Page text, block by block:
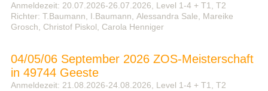
Anmeldezeit: 20.07.2026-26.07.2026, Level 1-4 + T1, T2
Richter: T.Baumann, I.Baumann, Alessandra Sale, Mareike
Grosch, Christof Piskol, Carola Henniger
04/05/06 September 2026 ZOS-Meisterschaft
in 49744 Geeste
Anmeldezeit: 21.08.2026-24.08.2026, Level 1-4 + T1, T2